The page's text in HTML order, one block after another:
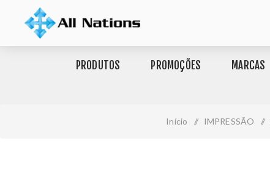
PRODUTOS PROMOÇÕES MARCAS
Início / IMPRESSÃO /